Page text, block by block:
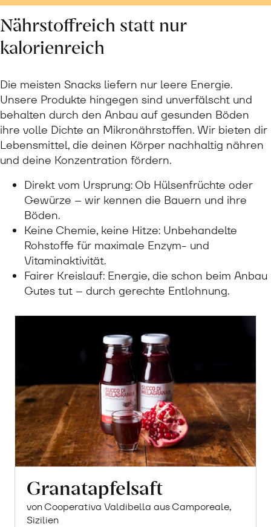
Nährstoffreich statt nur
kalorienreich
Die meisten Snacks liefern nur leere Energie.
Unsere Produkte hingegen sind unverfälscht und
behalten durch den Anbau auf gesunden Böden
ihre volle Dichte an Mikronährstoffen. Wir bieten dir
Lebensmittel, die deinen Körper nachhaltig nähren
und deine Konzentration fördern.
Direkt vom Ursprung: Ob Hülsenfrüchte oder
Gewürze – wir kennen die Bauern und ihre
Böden.
Keine Chemie, keine Hitze: Unbehandelte
Rohstoffe für maximale Enzym- und
Vitaminaktivität.
Fairer Kreislauf: Energie, die schon beim Anbau
Gutes tut – durch gerechte Entlohnung.
Granatapfelsaft
von Cooperativa Valdibella aus Camporeale,
Sizilien